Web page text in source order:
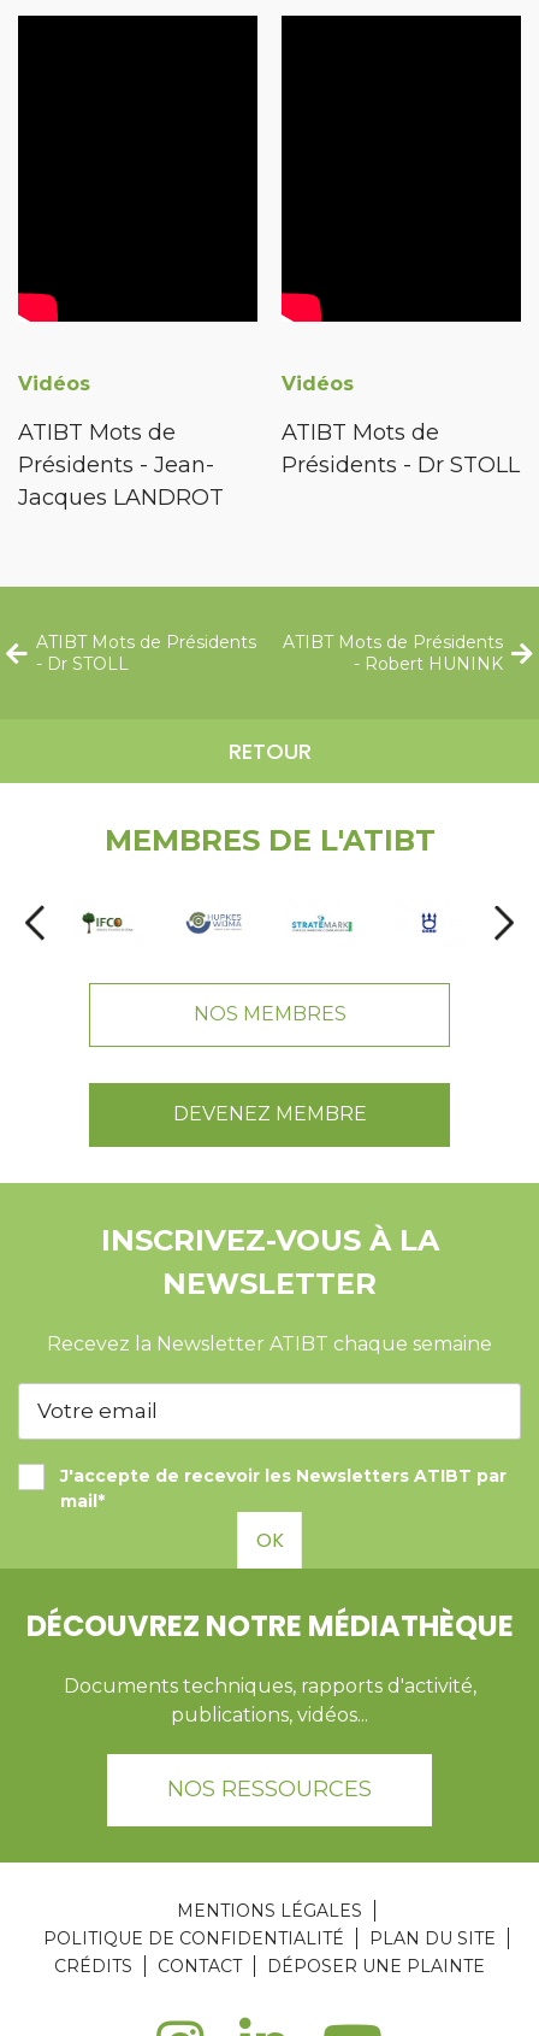
Vidéos
ATIBT Mots de
Présidents - Jean-
Jacques LANDROT
Vidéos
ATIBT Mots de
Présidents - Dr STOLL
ATIBT Mots de Présidents
- Dr STOLL
RETOUR
ATIBT Mots de Présidents
- Robert HUNINK
MEMBRES DE L'ATIBT
NOS MEMBRES
DEVENEZ MEMBRE
INSCRIVEZ-VOUS À LA
NEWSLETTER
Recevez la Newsletter ATIBT chaque semaine
J'accepte de recevoir les Newsletters ATIBT par
mail*
OK
DÉCOUVREZ NOTRE MÉDIATHÈQUE
Documents techniques, rapports d'activité,
publications, vidéos...
NOS RESSOURCES
MENTIONS LÉGALES
POLITIQUE DE CONFIDENTIALITÉ
PLAN DU SITE
CRÉDITS
CONTACT DÉPOSER UNE PLAINTE